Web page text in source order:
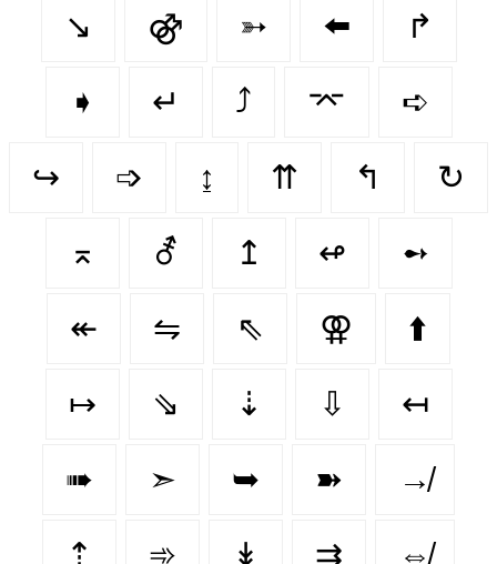
↘ ⚣ ➳ ⬅️ ↱
➧ ↵ ⤴ ⌤ ➪
↪️ ➩ ↨ ⇈ ↰ ↻
⌅ ⚦ ↥ ↫ ➻
↞ ⇋ ⇖ ⚢ ⬆️
↦ ⇘ ⇣ ⇩ ↤
➠ ➣ ➥ ➽ ↛
⇡ ➾ ↡ ⇉ ⇎